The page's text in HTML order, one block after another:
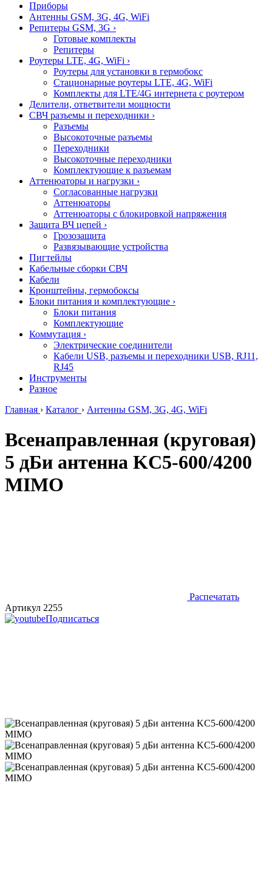
Приборы
Антенны GSM, 3G, 4G, WiFi
Репитеры GSM, 3G ›
Готовые комплекты
Репитеры
Роутеры LTE, 4G, WiFi ›
Роутеры для установки в гермобокс
Стационарные роутеры LTE, 4G, WiFi
Комплекты для LTE/4G интернета с роутером
Делители, ответвители мощности
СВЧ разъемы и переходники ›
Разъемы
Высокоточные разъемы
Переходники
Высокоточные переходники
Комплектующие к разъемам
Аттенюаторы и нагрузки ›
Согласованные нагрузки
Аттенюаторы
Аттенюаторы с блокировкой напряжения
Защита ВЧ цепей ›
Грозозащита
Развязывающие устройства
Пигтейлы
Кабельные сборки СВЧ
Кабели
Кронштейны, гермобоксы
Блоки питания и комплектующие ›
Блоки питания
Комплектующие
Коммутация ›
Электрические соединители
Кабели USB, разъемы и переходники USB, RJ11,
RJ45
Инструменты
Разное
Главная › Каталог › Антенны GSM, 3G, 4G, WiFi
Всенаправленная (круговая)
5 дБи антенна KC5-600/4200
MIMO
Распечатать
Артикул 2255
Подписаться